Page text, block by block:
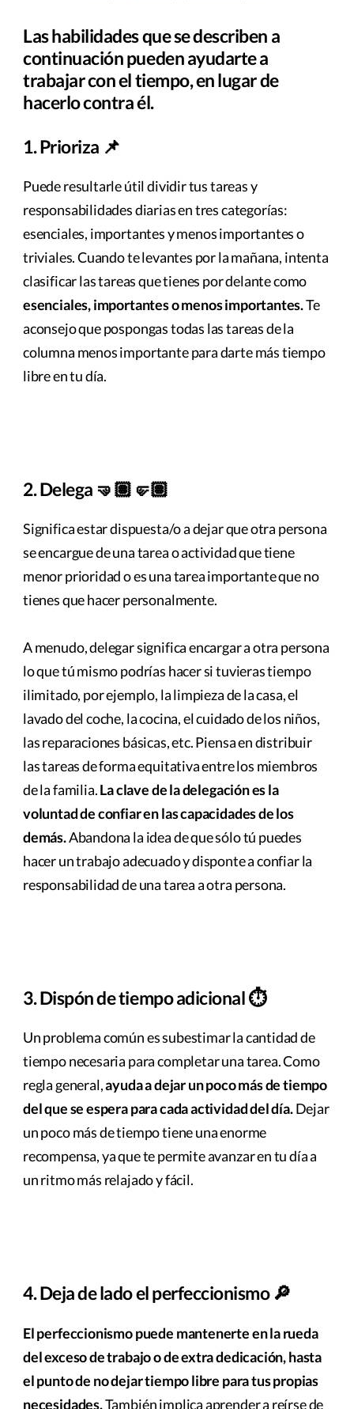
Las habilidades que se describen a
continuación pueden ayudarte a
trabajar con el tiempo, en lugar de
hacerlo contra él.
1. Prioriza 📌
Puede resultarle útil dividir tus tareas y
responsabilidades diarias en tres categorías:
esenciales, importantes y menos importantes o
triviales. Cuando te levantes por la mañana, intenta
clasificar las tareas que tienes por delante como
esenciales, importantes o menos importantes.Te
aconsejo que pospongas todas las tareas de la
columna menos importante para darte más tiempo
libre en tu día.
2. Delega 🤜🏽🤛🏽
Significa estar dispuesta/o a dejar que otra persona
se encargue de una tarea o actividad que tiene
menor prioridad o es una tarea importante que no
tienes que hacer personalmente.
A menudo, delegar significa encargar a otra persona
lo que tú mismo podrías hacer si tuvieras tiempo
ilimitado, por ejemplo, la limpieza de la casa, el
lavado del coche, la cocina, el cuidado de los niños,
las reparaciones básicas, etc. Piensa en distribuir
las tareas de forma equitativa entre los miembros
de la familia.La clave de la delegación es la
voluntad de confiar en las capacidades de los
demás.Abandona la idea de que sólo tú puedes
hacer un trabajo adecuado y disponte a confiar la
responsabilidad de una tarea a otra persona.
3. Dispón de tiempo adicional ⏱
Un problema común es subestimar la cantidad de
tiempo necesaria para completar una tarea. Como
regla general,ayuda a dejar un poco más de tiempo
del que se espera para cada actividad del día.Dejar
un poco más de tiempo tiene una enorme
recompensa, ya que te permite avanzar en tu día a
un ritmo más relajado y fácil.
4. Deja de lado el perfeccionismo 🔎
El perfeccionismo puede mantenerte en la rueda
del exceso de trabajo o de extra dedicación, hasta
el punto de no dejar tiempo libre para tus propias
necesidades.También implica aprender a reírse de